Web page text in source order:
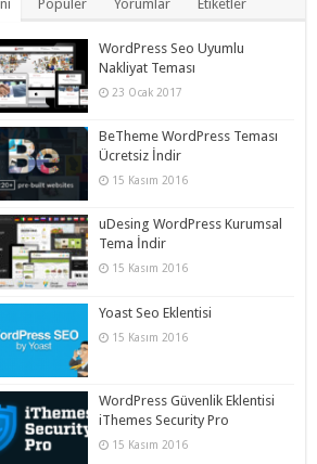
Popüler Yorumlar Etiketler
WordPress Seo Uyumlu
Nakliyat Teması
23 Ocak 2017
BeTheme WordPress Teması
Ücretsiz İndir
15 Kasım 2016
uDesing WordPress Kurumsal
Tema İndir
15 Kasım 2016
Yoast Seo Eklentisi
15 Kasım 2016
WordPress Güvenlik Eklentisi
iThemes Security Pro
15 Kasım 2016